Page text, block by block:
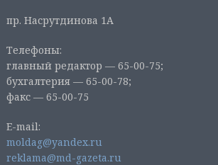
пр. Насрутдинова 1А
Телефоны:
главный редактор — 65-00-75;
бухгалтерия — 65-00-78;
факс — 65-00-75
E-mail:
moldag@yandex.ru
reklama@md-gazeta.ru